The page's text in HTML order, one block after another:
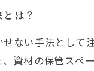
は？
ない手法とし
資材の保管ス